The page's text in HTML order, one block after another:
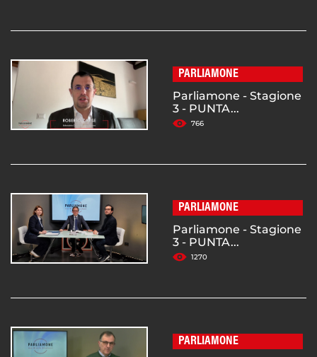
PARLIAMONE
Parliamone - Stagione
3 - PUNTA...
766
PARLIAMONE
Parliamone - Stagione
3 - PUNTA...
1270
PARLIAMONE